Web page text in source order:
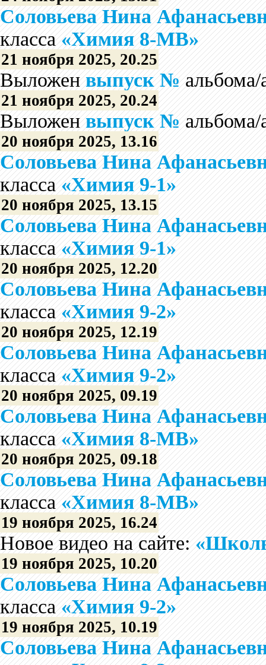
Соловьева Нина
класса«Химия 8-МВ»
21 ноября 2025, 20.25
Выложенвыпуск №альбома/
21 ноября 2025, 20.24
Выложенвыпуск №альбома/
20 ноября 2025, 13.16
Соловьева Нина
класса«Химия 9-1»
20 ноября 2025, 13.15
Соловьева Нина
класса«Химия 9-1»
20 ноября 2025, 12.20
Соловьева Нина
класса«Химия 9-2»
20 ноября 2025, 12.19
Соловьева Нина
класса«Химия 9-2»
20 ноября 2025, 09.19
Соловьева Нина
класса«Химия 8-МВ»
20 ноября 2025, 09.18
Соловьева Нина
класса«Химия 8-МВ»
19 ноября 2025, 16.24
Новое видео на сайте:
19 ноября 2025, 10.20
Соловьева Нина
класса«Химия 9-2»
19 ноября 2025, 10.19
Соловьева Нина